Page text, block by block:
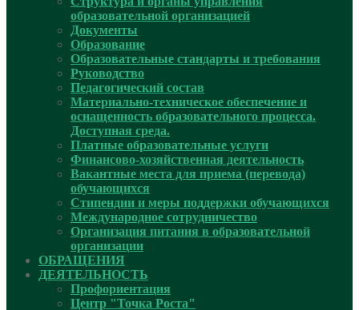
образовательной организацией
Документы
Образование
Образовательные стандарты и требования
Руководcтво
Педагогический состав
Материально-техническое обеспечение и
оснащенность образовательного процесса.
Доступная среда.
Платные образовательные услуги
Финансово-хозяйственная деятельность
Вакантные места для приема (перевода)
обучающихся
Стипендии и меры поддержки обучающихся
Международное сотрудничество
Организация питания в образовательной
организации
ОБРАЩЕНИЯ
ДЕЯТЕЛЬНОСТЬ
Профориентация
Центр "Точка Роста"